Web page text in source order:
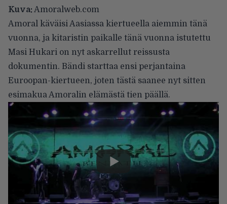
Kuva: Amoralweb.com
Amoral käväisi Aasiassa kiertueella aiemmin tänä
vuonna, ja kitaristin paikalle tänä vuonna istutettu
Masi Hukari on nyt askarrellut reissusta
dokumentin. Bändi starttaa ensi perjantaina
Euroopan-kiertueen, joten tästä saanee nyt sitten
esimakua Amoralin elämästä tien päällä.